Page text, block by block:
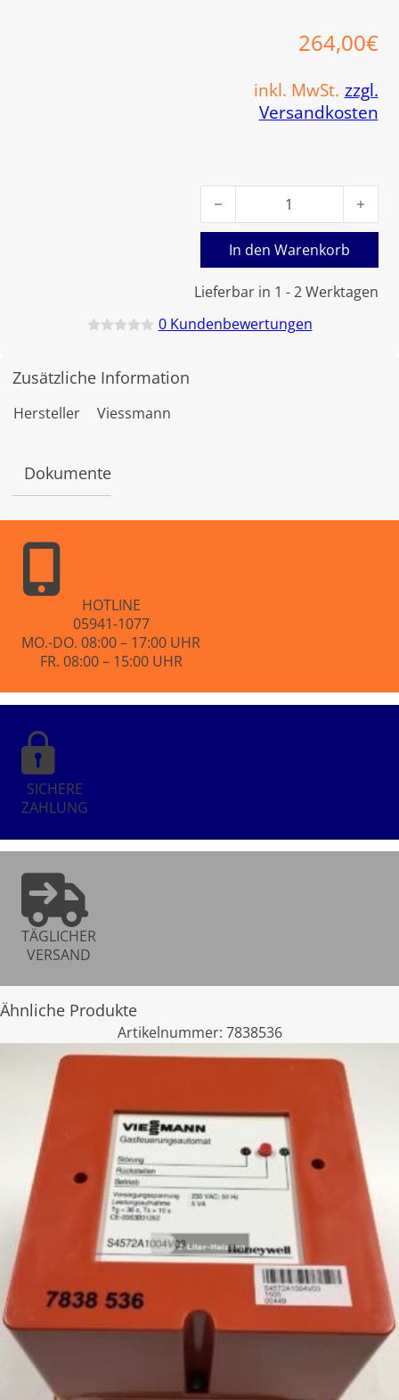
264,00€
inkl. MwSt. zzgl.
Versandkosten
Lieferbar in 1 - 2 Werktagen
Viessmann Flammkörper
In den Warenkorb
e
t
v
0Kundenbewertungen
Zusätzliche Information
Hersteller Viessmann
Dokumente
HOTLINE
05941-1077
MO.-DO. 08:00 – 17:00 UHR
FR. 08:00 – 15:00 UHR
SICHERE
ZAHLUNG
TÄGLICHER
VERSAND
Ähnliche Produkte
Artikelnummer: 7838536